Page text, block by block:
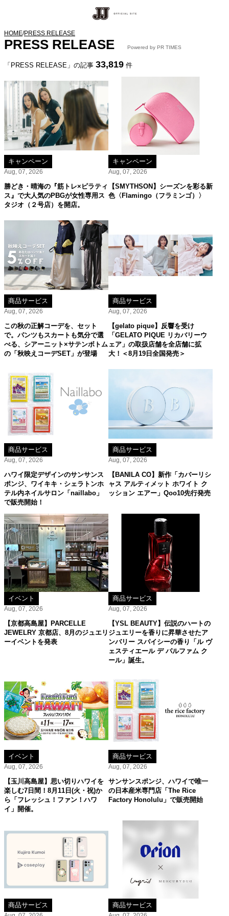
HOME/PRESS RELEASE
PRESS RELEASE Powered by PR TIMES
「PRESS RELEASE」の記事 33,819 件
キャンペーン
Aug, 07, 2026
勝どき・晴海の『筋トレ×ピラティ
ス』で大人気のPBGが女性専用ス
タジオ（２号店）を開店。
キャンペーン
Aug, 07, 2026
【SMYTHSON】シーズンを彩る新
色〈Flamingo（フラミンゴ）〉
商品サービス
Aug, 07, 2026
この秋の正解コーデを、セット
で。パンツもスカートも気分で選
べる、シアーニット×サテンボトム
の「秋映えコーデSET」が登場
商品サービス
Aug, 07, 2026
【gelato pique】反響を受け
「GELATO PIQUE リカバリーウ
ェア」の取扱店舗を全店舗に拡
大！＜8月19日全国発売＞
商品サービス
Aug, 07, 2026
ハワイ限定デザインのサンサンス
ポンジ、ワイキキ・シェラトンホ
テル内ネイルサロン「naillabo」
で販売開始！
商品サービス
Aug, 07, 2026
【BANILA CO】新作「カバーリシ
ャス アルティメット ホワイト ク
ッション エアー」Qoo10先行発売
イベント
Aug, 07, 2026
【京都高島屋】PARCELLE
JEWELRY 京都店、8月のジュエリ
ーイベントを発表
商品サービス
Aug, 07, 2026
【YSL BEAUTY】伝説のハートの
ジュエリーを香りに昇華させたア
ンバリー スパイシーの香り「ル ヴ
ェスティエール デ パルファム ク
ール」誕生。
イベント
Aug, 07, 2026
【玉川高島屋】思い切りハワイを
楽しむ7日間！8月11日(火・祝)か
ら「フレッシュ！ファン！ハワ
イ」開催。
商品サービス
Aug, 07, 2026
サンサンスポンジ、ハワイで唯一
の日本産米専門店「The Rice
Factory Honolulu」で販売開始
商品サービス 商品サービス